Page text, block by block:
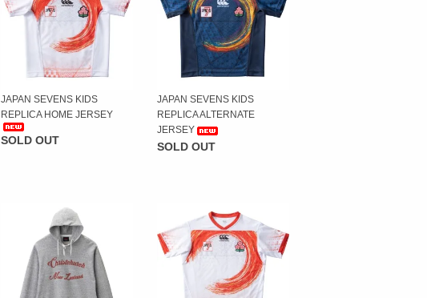
JAPAN SEVENS KIDS
REPLICA HOME JERSEY
SOLD OUT
JAPAN SEVENS KIDS
REPLICA ALTERNATE
JERSEY
SOLD OUT